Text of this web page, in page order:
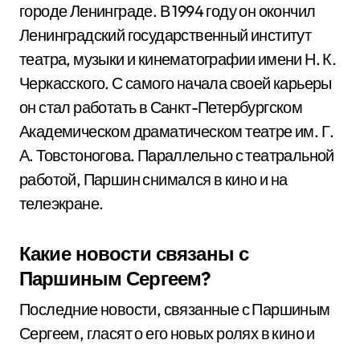
городе Ленинграде. В 1994 году он окончил
Ленинградский государственный институт
театра, музыки и кинематографии имени Н. К.
Черкасского. С самого начала своей карьеры
он стал работать в Санкт-Петербургском
Академическом драматическом театре им. Г.
А. Товстоногова. Параллельно с театральной
работой, Паршин снимался в кино и на
телеэкране.
Какие новости связаны с
Паршиным Сергеем?
Последние новости, связанные с Паршиным
Сергеем, гласят о его новых ролях в кино и